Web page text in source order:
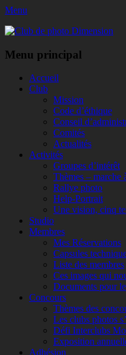
Menu
Club de photo Dimension
Menu principal
Aller
Accueil
Club
Mission
Code d’éthique
Conseil
Comités
Actualités
Activités
Groupes d’intérêt
Thèmes – marche
Rallye photo
Help-Portrait
Une vision, cinq
Studio
Membres
Mes Réservations
Capsules
Liste des membres
Ces images qui
Documents pour
Concours
Thèmes des
Les clubs photos
Défi Interclubs
Exposition
Adhésion